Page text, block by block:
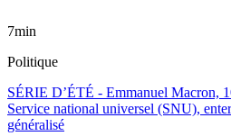
7min
Politique
SÉRIE D’ÉTÉ - Emmanuel Macron,
Service national universel (SNU),
généralisé